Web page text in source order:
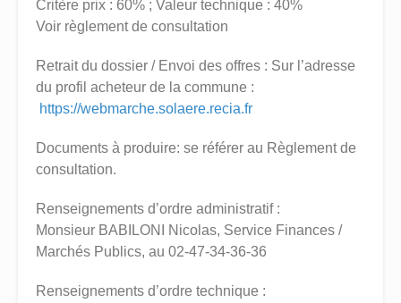
Critère prix : 60% ; Valeur technique : 40%
Voir règlement de consultation
Retrait du dossier / Envoi des offres : Sur l’adresse
du profil acheteur de la commune :
https://webmarche.solaere.recia.fr
Documents à produire: se référer au Règlement de
consultation.
Renseignements d’ordre administratif :
Monsieur BABILONI Nicolas, Service Finances /
Marchés Publics, au 02-47-34-36-36
Renseignements d’ordre technique :